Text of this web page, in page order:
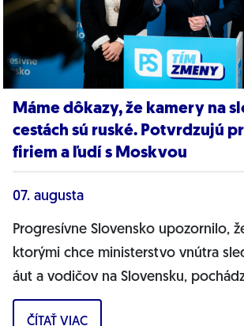
Máme dôkazy, že kamery na
cestách sú ruské. Potvrdzujú
firiem a ľudí s Moskvou
07. augusta
Progresívne Slovensko upozornilo,
ktorými chce ministerstvo vnútra
áut a vodičov na Slovensku,
pravdepodobne z Ruska. Dnes
ČÍTAŤ VIAC